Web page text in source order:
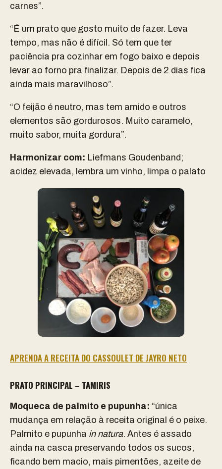
carnes”.
“É um prato que gosto muito de fazer. Leva
tempo, mas não é difícil. Só tem que ter
paciência pra cozinhar em fogo baixo e depois
levar ao forno pra finalizar. Depois de 2 dias fica
ainda mais maravilhoso”.
“O feijão é neutro, mas tem amido e outros
elementos são gordurosos. Muito caramelo,
muito sabor, muita gordura”.
Harmonizar com: Liefmans Goudenband;
acidez elevada, lembra um vinho, limpa o palato
APRENDA A RECEITA DO CASSOULET DE JAYRO NETO
PRATO PRINCIPAL – TAMIRIS
Moqueca de palmito e pupunha: “única
mudança em relação à receita original é o peixe.
Palmito e pupunha in natura. Antes é assado
ainda na casca preservando todos os sucos,
ficando bem macio, mais pimentões, azeite de